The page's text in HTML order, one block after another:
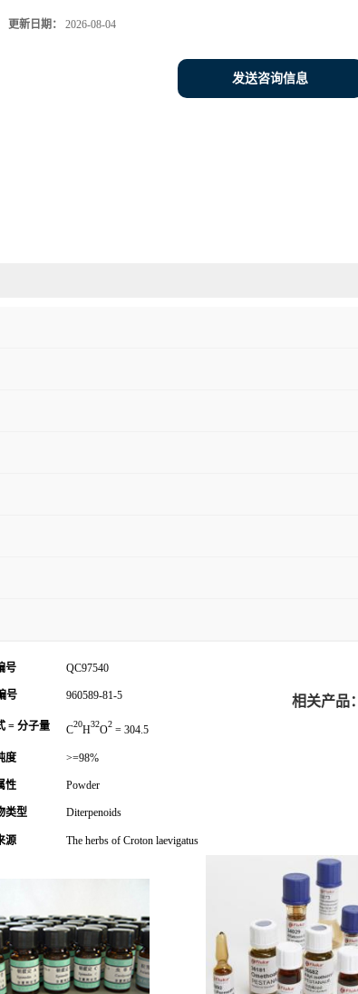
更新日期： 2026-08-04
发送咨询信息
号 QC97540
号 960589-81-5
= 分子量 C20H32O2 = 304.5
度 >=98%
性 Powder
类型 Diterpenoids
源 The herbs of Croton laevigatus
相关产品：